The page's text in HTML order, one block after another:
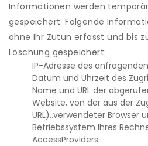
Informationen werden
gespeichert. Folgende
ohne Ihr Zutun erfasst und bis
Löschung gespeichert:
IP-Adresse des
Datum und Uhrzeit des
Name und URL der
Website, von der aus der
URL),.verwendeter Browser
Betriebssystem Ihres
AccessProviders.